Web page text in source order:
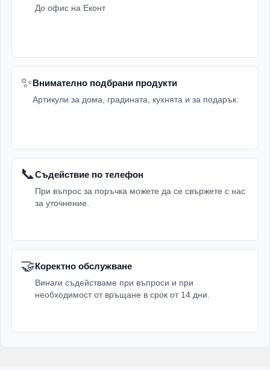
До офис на Еконт
✨Внимателно подбрани продукти
Артикули за дома, градината, кухнята и за подарък.
📞Съдействие по телефон
При въпрос за поръчка можете да се свържете с нас
за уточнение.
🤝Коректно обслужване
Винаги съдействаме при въпроси и при
необходимост от връщане в срок от 14 дни.